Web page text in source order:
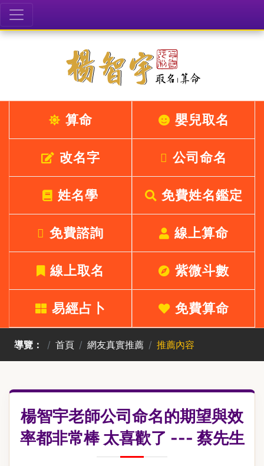
算命 嬰兒取名
改名字 公司命名
姓名學 免費姓名鑑定
免費諮詢 線上算命
線上取名 紫微斗數
易經占卜 免費算命
導覽： 首頁 網友真實推薦 推薦內容
楊智宇老師公司命名的期望與效
率都非常棒 太喜歡了 --- 蔡先生